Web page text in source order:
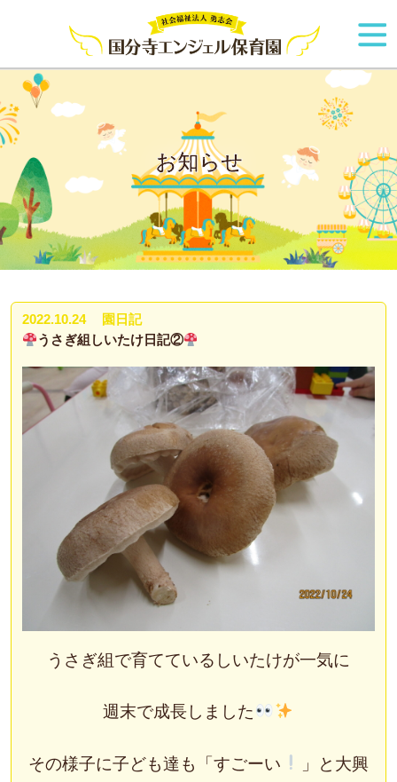
お知らせ
2022.10.24
園日記
うさぎ組しいたけ日記②
うさぎ組で育てているしいたけが一気に
週末で成長しました
その様子に子ども達も「すごーい
」と大興